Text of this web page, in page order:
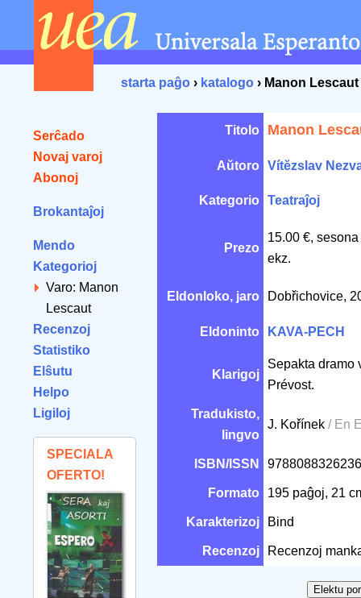
starta paĝo › katalogo › Manon Lescaut
Serĉado
Novaj varoj
Abonoj
Brokantaĵoj
Mendo
Kategorioj
Varo: Manon
Lescaut
Recenzoj
Statistiko
Elŝutu
Helpo
Ligiloj
SPECIALA
OFERTO!
Titolo Manon
Aŭtoro Vítĕzslav
Kategorio Teatraĵoj
Prezo
15.00 €,
ekz.
Eldonloko, jaro Dobřichovice,
Eldoninto KAVA-PECH
Klarigoj
Sepakta dramo
Prévost.
Tradukisto,
lingvo
J. Kořínek / En
ISBN/ISSN
Formato 195 paĝoj, 21
Karakterizoj Bind
Recenzoj Recenzoj